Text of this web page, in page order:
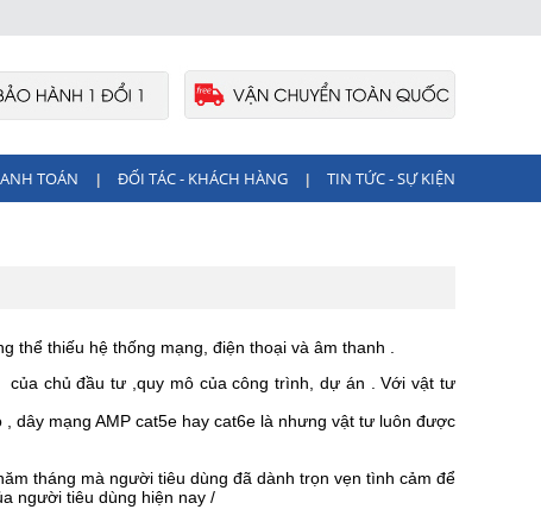
TOÁN ĐỐI TÁC - KHÁCH HÀNG TIN TỨC - SỰ KIỆN
thể thiếu hệ thống mạng, điện thoại và âm thanh .
chủ đầu tư ,quy mô của công trình, dự án . Với vật tư
dây mạng AMP cat5e hay cat6e là nhưng vật tư luôn được
tháng mà người tiêu dùng đã dành trọn vẹn tình cảm để
người tiêu dùng hiện nay /